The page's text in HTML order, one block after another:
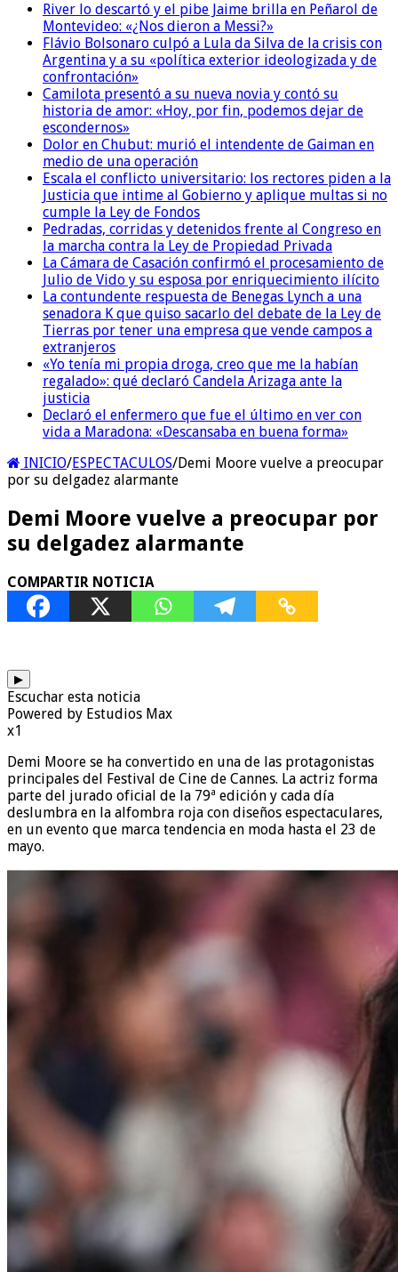
River lo descartó y el pibe Jaime brilla en Peñarol de
Montevideo: «¿Nos dieron a Messi?»
Flávio Bolsonaro culpó a Lula da Silva de la crisis con
Argentina y a su «política exterior ideologizada y de
confrontación»
Camilota presentó a su nueva novia y contó su
historia de amor: «Hoy, por fin, podemos dejar de
escondernos»
Dolor en Chubut: murió el intendente de Gaiman en
medio de una operación
Escala el conflicto universitario: los rectores piden a la
Justicia que intime al Gobierno y aplique multas si no
cumple la Ley de Fondos
Pedradas, corridas y detenidos frente al Congreso en
la marcha contra la Ley de Propiedad Privada
La Cámara de Casación confirmó el procesamiento de
Julio de Vido y su esposa por enriquecimiento ilícito
La contundente respuesta de Benegas Lynch a una
senadora K que quiso sacarlo del debate de la Ley de
Tierras por tener una empresa que vende campos a
extranjeros
«Yo tenía mi propia droga, creo que me la habían
regalado»: qué declaró Candela Arizaga ante la
justicia
Declaró el enfermero que fue el último en ver con
vida a Maradona: «Descansaba en buena forma»
INICIO/ESPECTACULOS/Demi Moore vuelve a preocupar
por su delgadez alarmante
Demi Moore vuelve a preocupar por
su delgadez alarmante
COMPARTIR NOTICIA
▶
Escuchar esta noticia
Powered by Estudios Max
x1
Demi Moore se ha convertido en una de las protagonistas
principales del Festival de Cine de Cannes. La actriz forma
parte del jurado oficial de la 79ª edición y cada día
deslumbra en la alfombra roja con diseños espectaculares,
en un evento que marca tendencia en moda hasta el 23 de
mayo.